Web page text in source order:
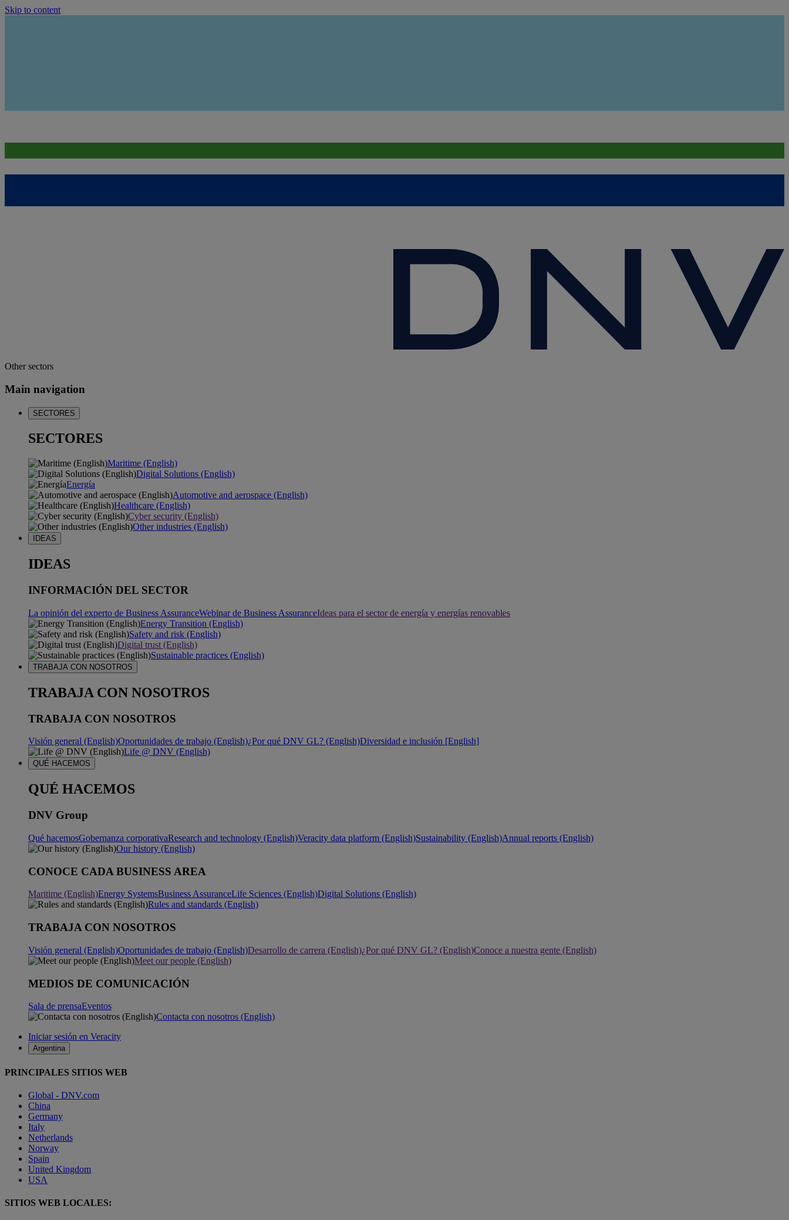
Skip to content
Other sectors
Main navigation
SECTORES
SECTORES
Maritime (English)
Digital Solutions (English)
Energía
Automotive and aerospace (English)
Healthcare (English)
Cyber security (English)
Other industries (English)
IDEAS
IDEAS
INFORMACIÓN DEL SECTOR
La opinión del experto de Business AssuranceWebinar de Business AssuranceIdeas para el sector de energía y energías renovables
Energy Transition (English)
Safety and risk (English)
Digital trust (English)
Sustainable practices (English)
TRABAJA CON NOSOTROS
TRABAJA CON NOSOTROS
TRABAJA CON NOSOTROS
Visión general (English)Oportunidades de trabajo (English)¿Por qué DNV GL? (English)Diversidad e inclusión [English]
Life @ DNV (English)
QUÉ HACEMOS
QUÉ HACEMOS
DNV Group
Qué hacemosGobernanza corporativaResearch and technology (English)Veracity data platform (English)Sustainability (English)Annual reports (English)
Our history (English)
CONOCE CADA BUSINESS AREA
Maritime (English)Energy SystemsBusiness AssuranceLife Sciences (English)Digital Solutions (English)
Rules and standards (English)
TRABAJA CON NOSOTROS
Visión general (English)Oportunidades de trabajo (English)Desarrollo de carrera (English)¿Por qué DNV GL? (English)Conoce a nuestra gente (English)
Meet our people (English)
MEDIOS DE COMUNICACIÓN
Sala de prensaEventos
Contacta con nosotros (English)
Iniciar sesión en Veracity
Argentina
PRINCIPALES SITIOS WEB
Global - DNV.com
China
Germany
Italy
Netherlands
Norway
Spain
United Kingdom
USA
SITIOS WEB LOCALES: